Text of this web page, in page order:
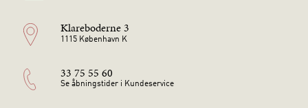
Klareboderne 3
1115 København K
33 75 55 60
Se åbningstider i Kundeservice